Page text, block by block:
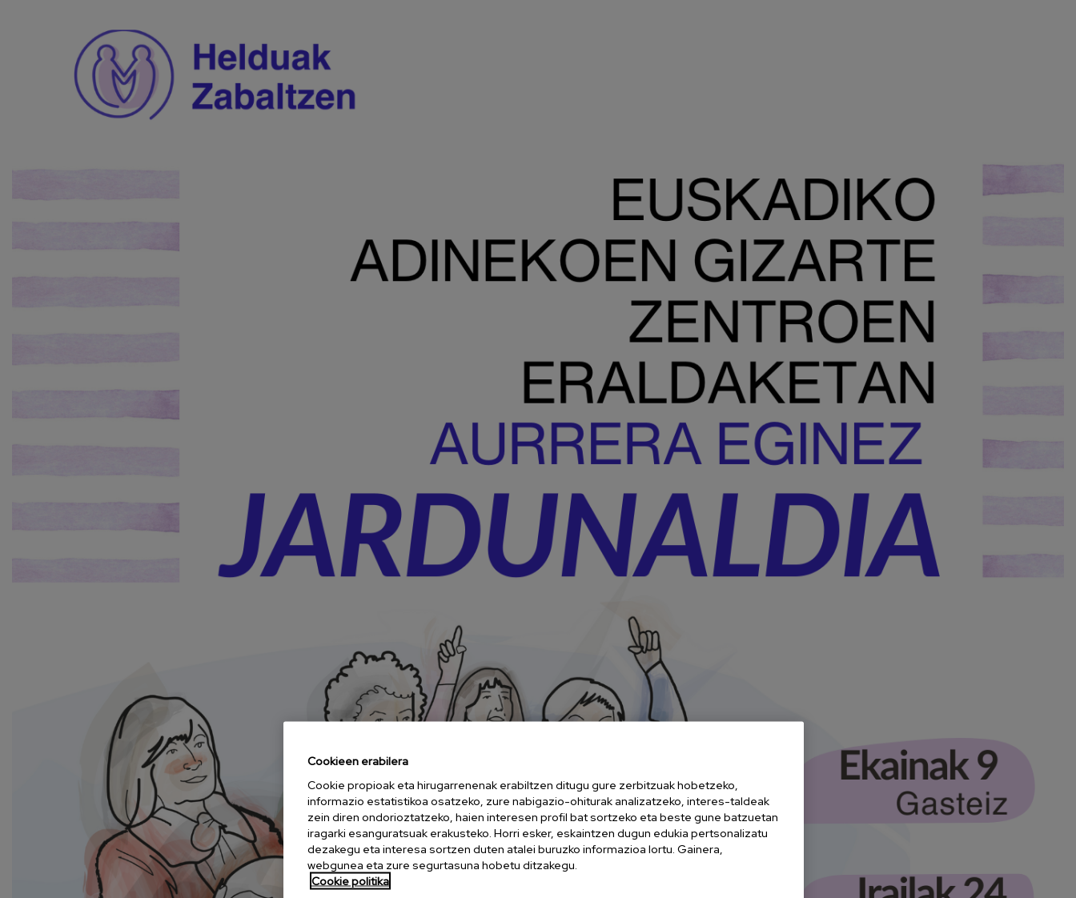
Cookieen erabilera
Cookie propioak eta hirugarrenenak erabiltzen ditugu gure zerbitzuak hobetzeko,
informazio estatistikoa osatzeko, zure nabigazio-ohiturak analizatzeko, interes-taldeak
zein diren ondorioztatzeko, haien interesen profil bat sortzeko eta beste gune batzuetan
iragarki esanguratsuak erakusteko. Horri esker, eskaintzen dugun edukia pertsonalizatu
dezakegu eta interesa sortzen duten atalei buruzko informazioa lortu. Gainera,
webgunea eta zure segurtasuna hobetu ditzakegu.
Cookie politika